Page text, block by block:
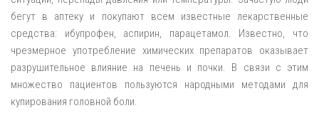
бегут в аптеку и покупают всем известные лекарственные
средства: ибупрофен, аспирин, парацетамол. Известно, что
чрезмерное употребление химических препаратов оказывает
разрушительное влияние на печень и почки. В связи с этим
множество пациентов пользуются народными методами для
купирования головной боли.